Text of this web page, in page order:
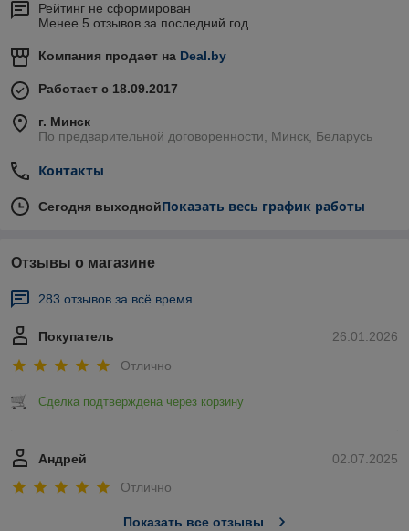
Рейтинг не сформирован
Менее 5 отзывов за последний год
Компания продает на Deal.by
Работает с 18.09.2017
г. Минск
По предварительной договоренности, Минск, Беларусь
Контакты
Сегодня выходнойПоказать весь график работы
Отзывы о магазине
283 отзывов за всё время
26.01.2026
Покупатель
Отлично
Сделка подтверждена через корзину
02.07.2025
Андрей
Отлично
Показать все отзывы